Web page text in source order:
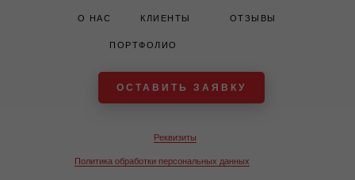
О НАС КЛИЕНТЫ ОТЗЫВЫ
ПОРТФОЛИО
Политика обработки персональных данных
Реквизиты
ОСТАВИТЬ ЗАЯВКУ